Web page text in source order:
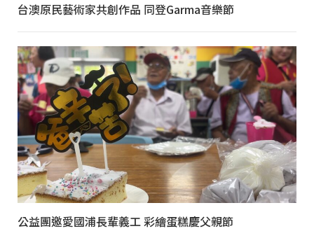
台澳原民藝術家共創作品 同登Garma音樂節
公益團邀愛國浦長輩義工 彩繪蛋糕慶父親節